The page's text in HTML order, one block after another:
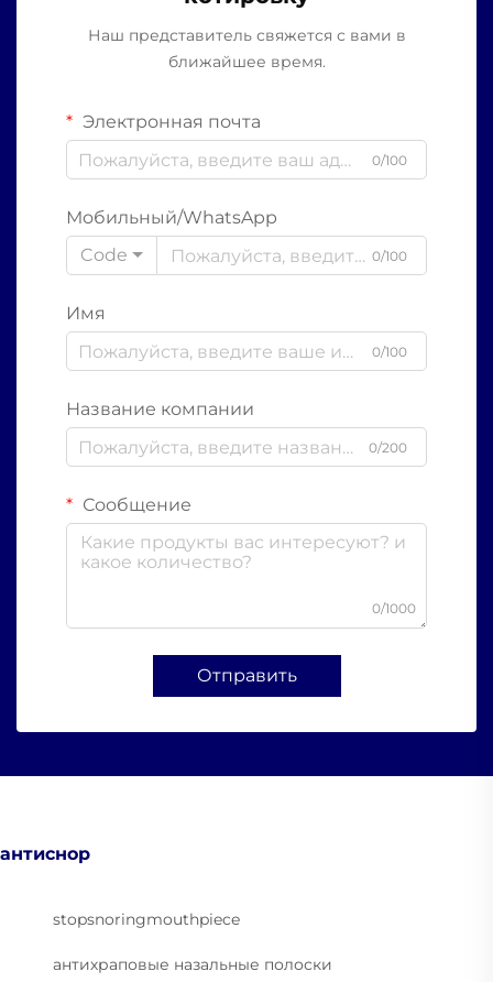
Наш представитель свяжется с вами в
ближайшее время.
Электронная почта
0/100
Мобильный/WhatsApp
Code
0/100
Имя
0/100
Название компании
0/200
Сообщение
0/1000
Отправить
антиснор
stopsnoringmouthpiece
антихраповые назальные полоски